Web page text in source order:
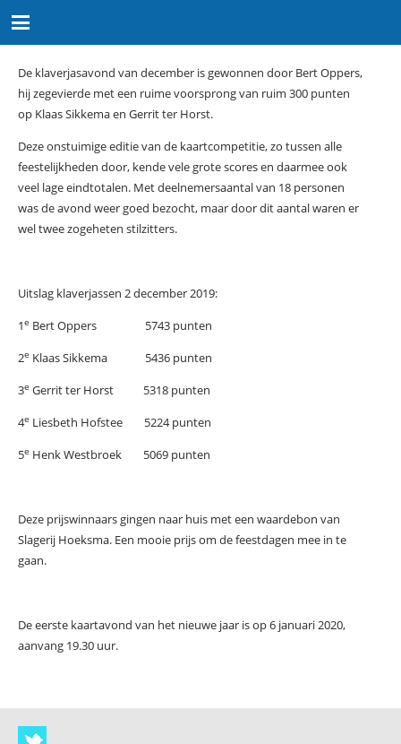
De klaverjasavond van december is gewonnen door Bert Oppers,
hij zegevierde met een ruime voorsprong van ruim 300 punten
op Klaas Sikkema en Gerrit ter Horst.
Deze onstuimige editie van de kaartcompetitie, zo tussen alle
feestelijkheden door, kende vele grote scores en daarmee ook
veel lage eindtotalen. Met deelnemersaantal van 18 personen
was de avond weer goed bezocht, maar door dit aantal waren er
wel twee zogeheten stilzitters.
Uitslag klaverjassen 2 december 2019:
1e Bert Oppers 5743 punten
2e Klaas Sikkema 5436 punten
3e Gerrit ter Horst 5318 punten
4e Liesbeth Hofstee 5224 punten
5e Henk Westbroek 5069 punten
Deze prijswinnaars gingen naar huis met een waardebon van
Slagerij Hoeksma. Een mooie prijs om de feestdagen mee in te
gaan.
De eerste kaartavond van het nieuwe jaar is op 6 januari 2020,
aanvang 19.30 uur.